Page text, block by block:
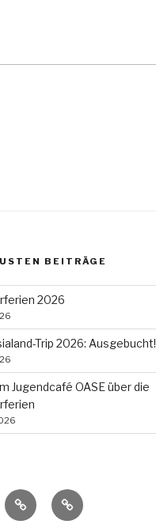
BEITRÄGE
2026
Trip 2026: Ausgebucht!
Jugendcafé OASE über die
ImpressumKontakt